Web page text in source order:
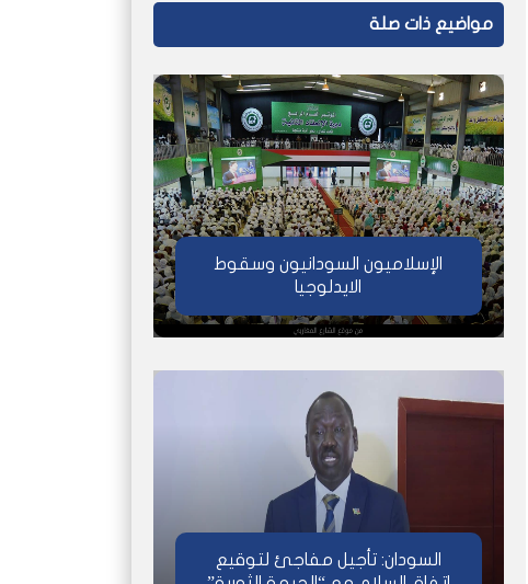
مواضيع ذات صلة
الإسلاميون السودانيون وسقوط
الايدلوجيا
السودان: تأجيل مفاجئ لتوقيع